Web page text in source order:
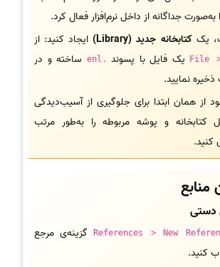
جداگانه از داخل نرم‌افزار فعال کرد.
یک کتابخانه جدید (Library)
ایجاد کنید: از
File > یک فایل با پسوند .enl
ساخته و در
نمایید.
از همان ابتدا برای جلوگیری از آسیب‌دیدگی
کتابخانه و پوشه مربوطه را به‌طور مرتب
کنید.
دستی
References > New
گزینه‌ی مرجع
کنید.